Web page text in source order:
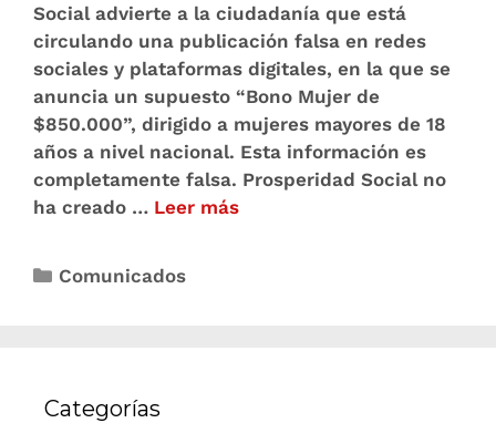
Social advierte a la ciudadanía que está
circulando una publicación falsa en redes
sociales y plataformas digitales, en la que se
anuncia un supuesto “Bono Mujer de
$850.000”, dirigido a mujeres mayores de 18
años a nivel nacional. Esta información es
completamente falsa. Prosperidad Social no
ha creado … Leer más
Comunicados
Categorías